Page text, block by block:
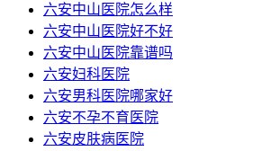
六安中山医院怎么样
六安中山医院好不好
六安中山医院靠谱吗
六安妇科医院
六安男科医院哪家好
六安不孕不育医院
六安皮肤病医院